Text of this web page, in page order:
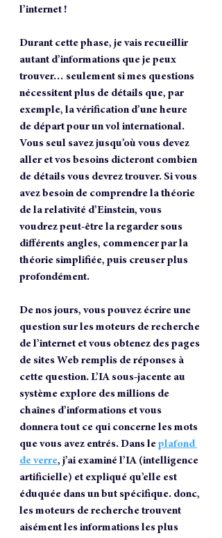
l’internet !
Durant cette phase, je vais recueillir
autant d’informations que je peux
trouver… seulement si mes questions
nécessitent plus de détails que, par
exemple, la vérification d’une heure
de départ pour un vol international.
Vous seul savez jusqu’où vous devez
aller et vos besoins dicteront combien
de détails vous devrez trouver. Si vous
avez besoin de comprendre la théorie
de la relativité d’Einstein, vous
voudrez peut-être la regarder sous
différents angles, commencer par la
théorie simplifiée, puis creuser plus
profondément.
De nos jours, vous pouvez écrire une
question sur les moteurs de recherche
de l’internet et vous obtenez des pages
de sites Web remplis de réponses à
cette question. L’IA sous-jacente au
système explore des millions de
chaînes d’informations et vous
donnera tout ce qui concerne les mots
que vous avez entrés. Dans le plafond
de verre, j’ai examiné l’IA (intelligence
artificielle) et expliqué qu’elle est
éduquée dans un but spécifique. donc,
les moteurs de recherche trouvent
aisément les informations les plus